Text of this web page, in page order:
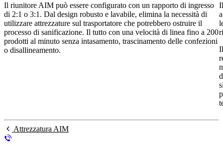
Il riunitore AIM può essere configurato con un rapporto di ingresso
di 2:1 o 3:1. Dal design robusto e lavabile, elimina la necessità di
utilizzare attrezzature sul trasportatore che potrebbero ostruire il
processo di sanificazione. Il tutto con una velocità di linea fino a 200
prodotti al minuto senza intasamento, trascinamento delle confezioni
o disallineamento.
Attrezzatura AIM